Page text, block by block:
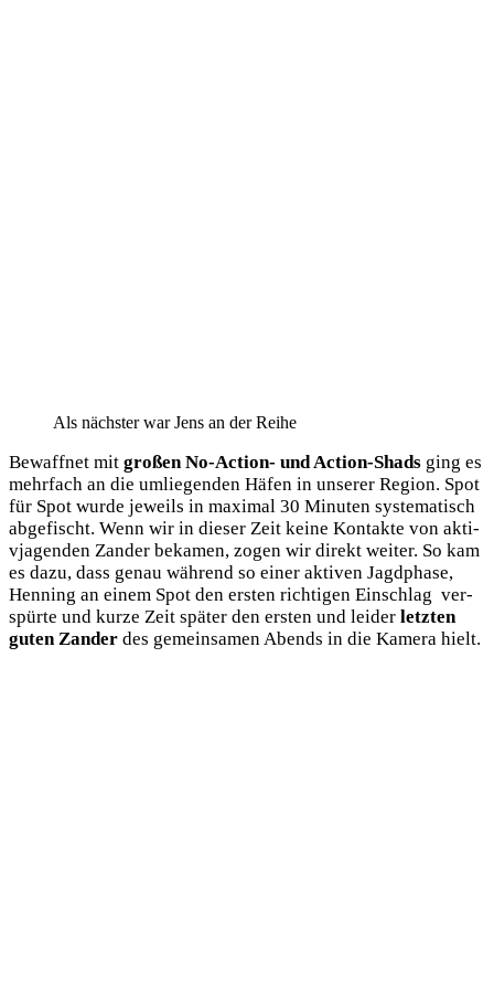
Als nächs­ter war Jens an der Reihe
Bewaff­net mit gro­ßen No-Action- und Action-Shads ging es
mehr­fach an die umlie­gen­den Häfen in unse­rer Regi­on. Spot
für Spot wur­de jeweils in maxi­mal 30 Minu­ten sys­te­ma­tisch
abge­fischt. Wenn wir in die­ser Zeit kei­ne Kon­tak­te von akti­
v­ja­gen­den Zan­der beka­men, zogen wir direkt wei­ter. So kam
es dazu, dass genau wäh­rend so einer akti­ven Jagd­pha­se,
Hen­ning an einem Spot den ers­ten rich­ti­gen Ein­schlag ver­
spür­te und kur­ze Zeit spä­ter den ers­ten und lei­der letz­ten
guten Zan­der des gemein­sa­men Abends in die Kame­ra hielt.